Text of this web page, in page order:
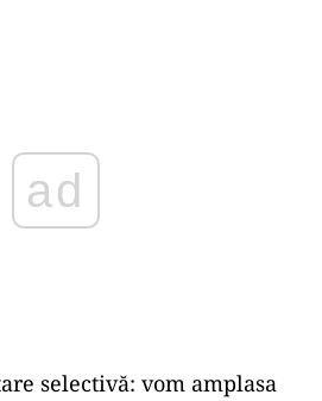
selectivă: vom amplasa